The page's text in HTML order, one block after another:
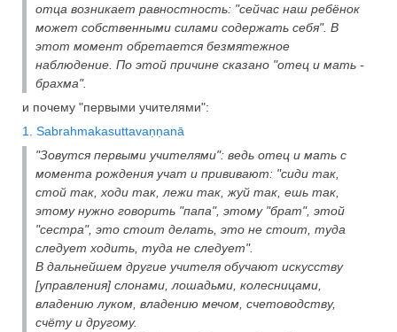
отца возникает равностность: "сейчас наш ребёнок
может собственными силами содержать себя". В
этот момент обретается безмятежное
наблюдение. По этой причине сказано "отец и мать -
брахма".
и почему "первыми учителями":
1. Sabrahmakasuttavaṇṇanā
"Зовутся первыми учителями": ведь отец и мать с
момента рождения учат и прививают: "сиди так,
стой так, ходи так, лежи так, жуй так, ешь так,
этому нужно говорить "папа", этому "брат", этой
"сестра", это стоит делать, это не стоит, туда
следует ходить, туда не следует".
В дальнейшем другие учителя обучают искусству
[управления] слонами, лошадьми, колесницами,
владению луком, владению мечом, счетоводству,
счёту и другому.